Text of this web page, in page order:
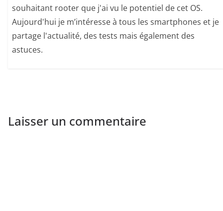
souhaitant rooter que j'ai vu le potentiel de cet OS.
Aujourd'hui je m’intéresse à tous les smartphones et je
partage l'actualité, des tests mais également des
astuces.
Laisser un commentaire